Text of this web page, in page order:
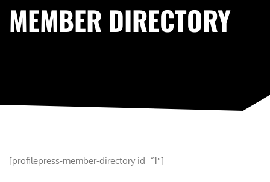
MEMBER DIRECTORY
[profilepress-member-directory id=”1″]